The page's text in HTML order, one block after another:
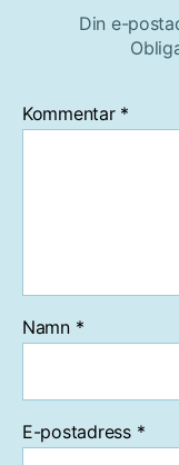
Din e-
Kommentar *
Namn *
E-postadress *